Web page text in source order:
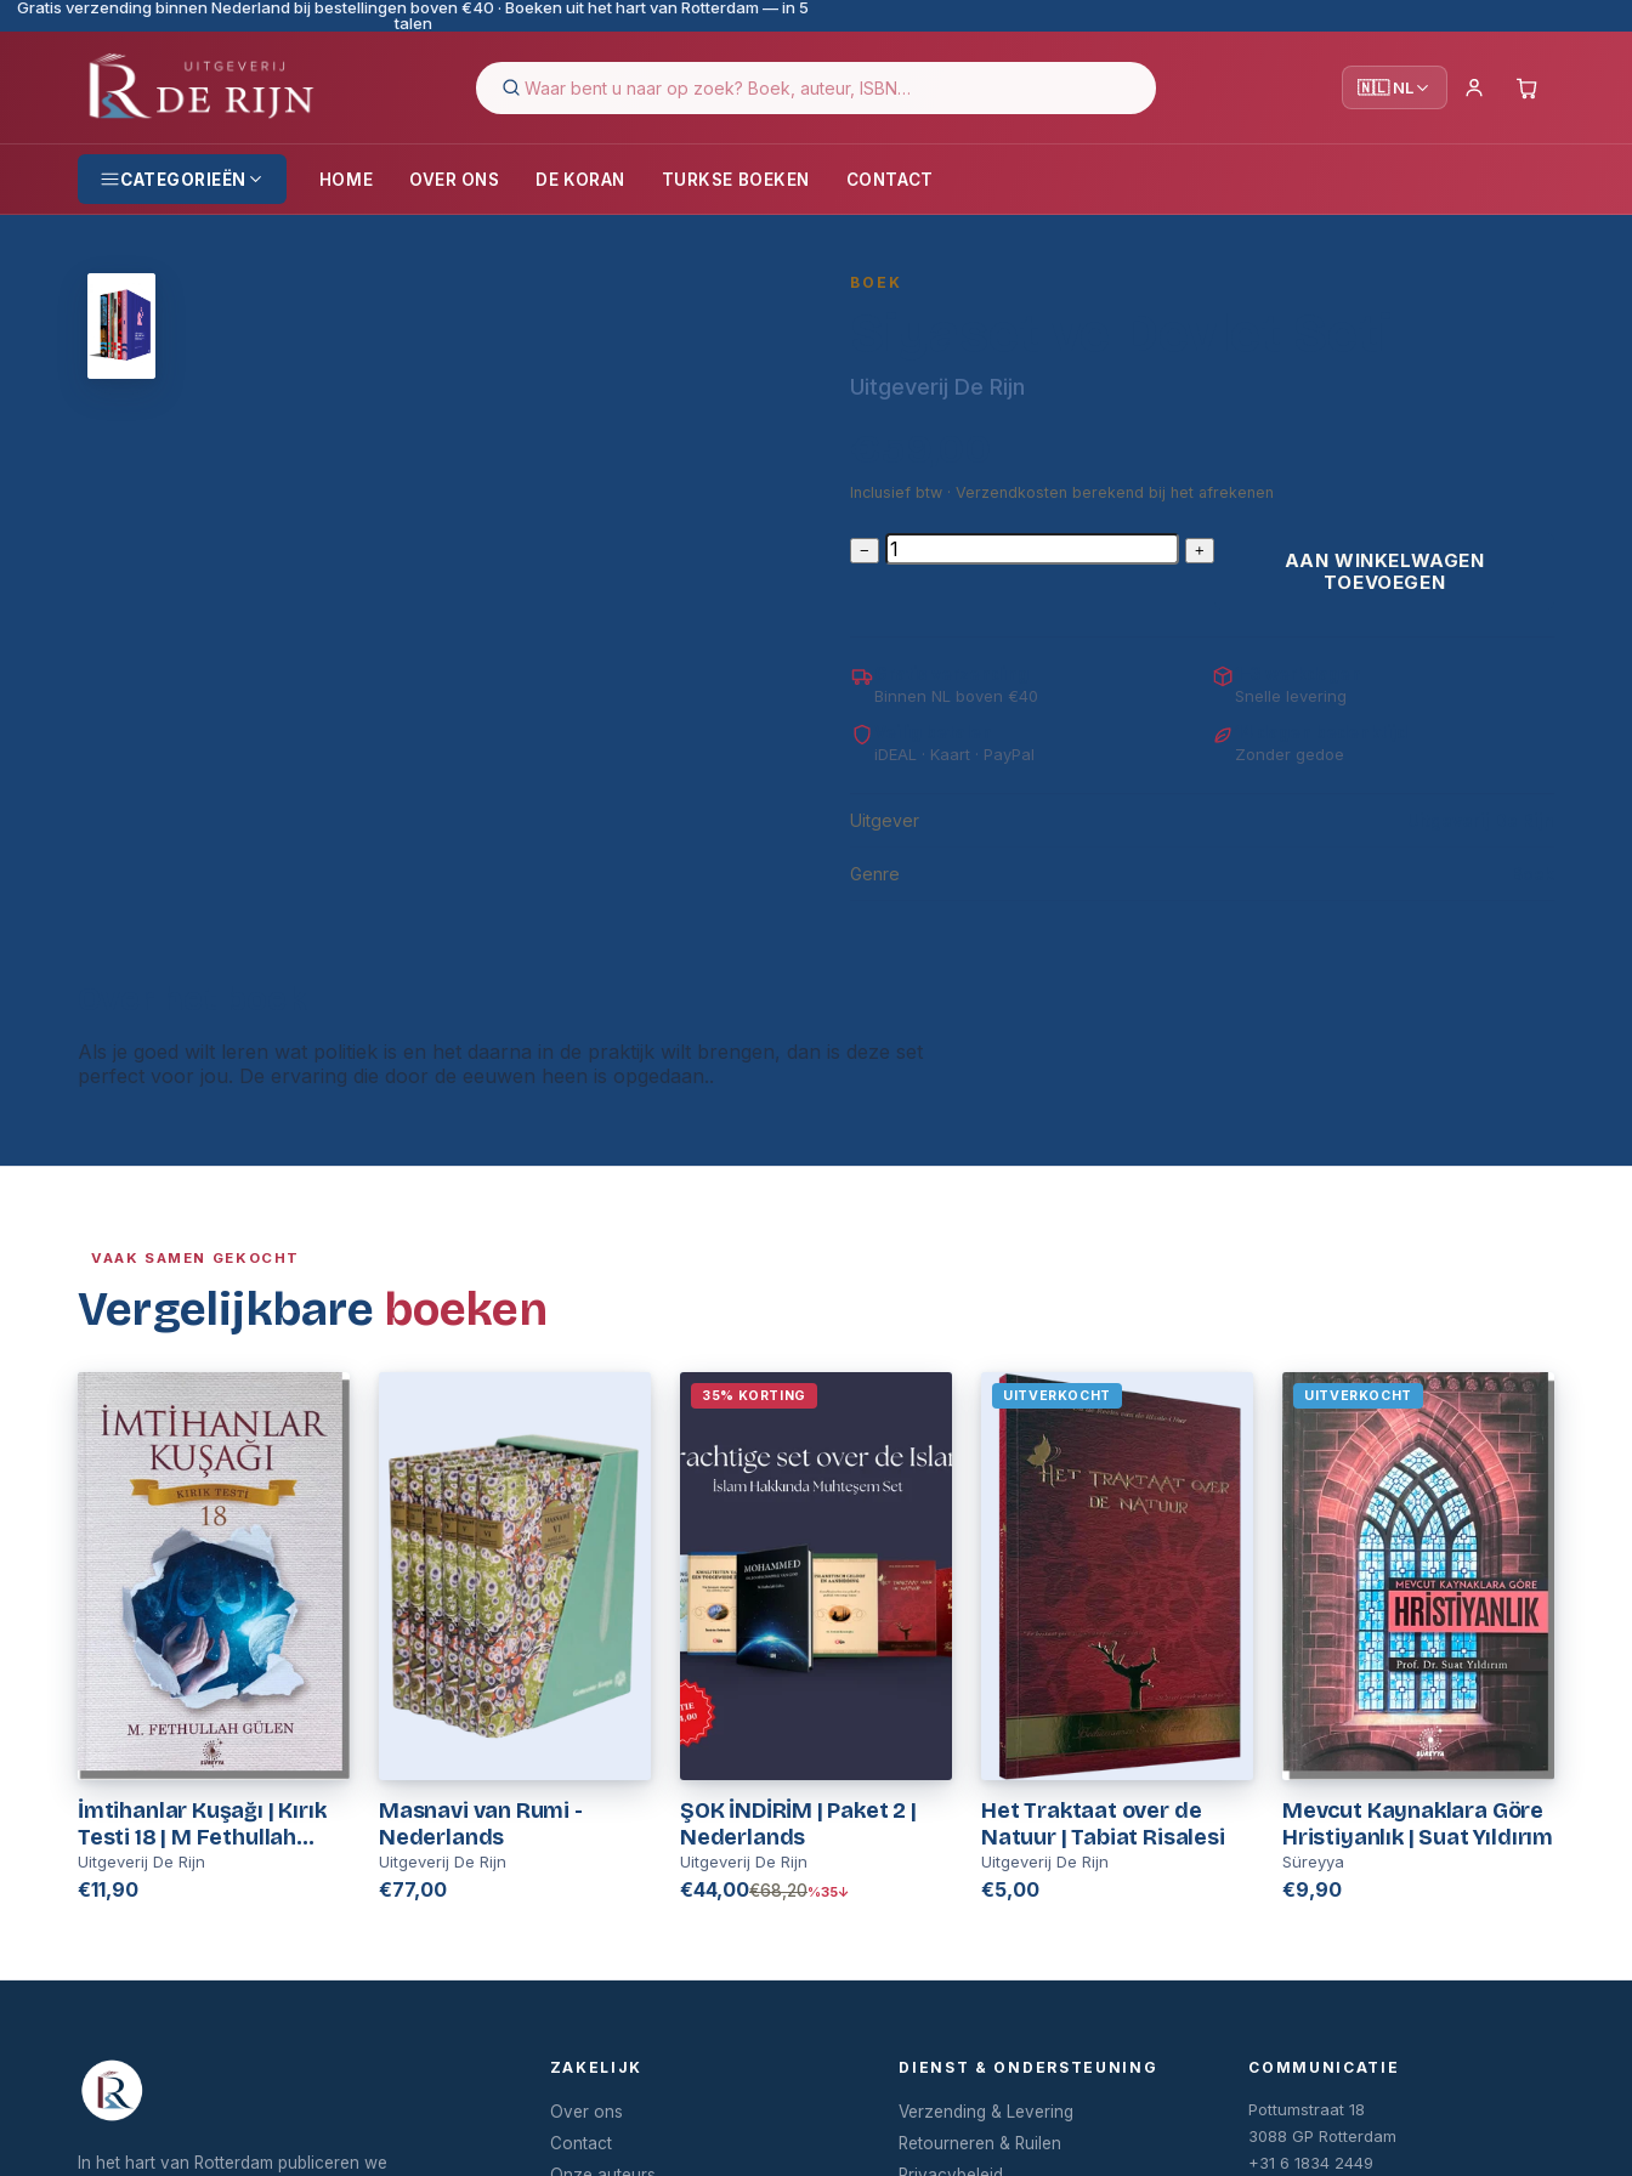
Gratis verzending binnen Nederland bij bestellingen boven €40 · Boeken uit het hart van Rotterdam — in 5
talen
🇳🇱 NL
CATEGORIEËN HOME OVER ONS DE KORAN TURKSE BOEKEN CONTACT
BOEK
Uitgeverij De Rijn
Inclusief btw · Verzendkosten berekend bij het afrekenen
− +
AAN WINKELWAGEN
TOEVOEGEN
Binnen NL boven €40
Snelle levering
iDEAL · Kaart · PayPal
Zonder gedoe
Uitgever
Genre
Als je goed wilt leren wat politiek is en het daarna in de praktijk wilt brengen, dan is deze set
perfect voor jou. De ervaring die door de eeuwen heen is opgedaan..
VAAK SAMEN GEKOCHT
Vergelijkbare boeken
İmtihanlar Kuşağı | Kırık
Testi 18 | M Fethullah
Gülen
Uitgeverij De Rijn
€11,90
Masnavi van Rumi -
Nederlands
Uitgeverij De Rijn
€77,00
35% KORTING
ŞOK İNDİRİM | Paket 2 |
Nederlands
Uitgeverij De Rijn
€44,00€68,20%35↓
UITVERKOCHT
Het Traktaat over de
Natuur | Tabiat Risalesi
Uitgeverij De Rijn
€5,00
UITVERKOCHT
Mevcut Kaynaklara Göre
Hristiyanlık | Suat Yıldırım
Süreyya
€9,90
In het hart van Rotterdam publiceren we
ZAKELIJK
Over ons
Contact
DIENST & ONDERSTEUNING
Verzending & Levering
Retourneren & Ruilen
COMMUNICATIE
Pottumstraat 18
3088 GP Rotterdam
+31 6 1834 2449